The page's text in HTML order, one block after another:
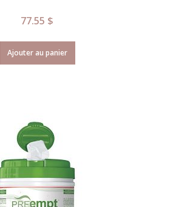
77.55 $
Ajouter au panier